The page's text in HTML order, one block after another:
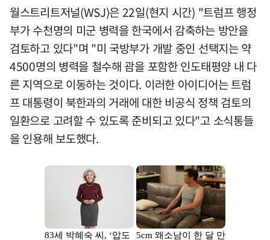
월스트리트저널(WSJ)은 22일(현지 시간) "트럼프 행정
부가 수천명의 미군 병력을 한국에서 감축하는 방안을
검토하고 있다"며 "미 국방부가 개발 중인 선택지는 약
4500명의 병력을 철수해 괌을 포함한 인도태평양 내 다
른 지역으로 이동하는 것이다. 이러한 아이디어는 트럼
프 대통령이 북한과의 거래에 대한 비공식 정책 검토의
일환으로 고려할 수 있도록 준비되고 있다"고 소식통들
을 인용해 보도했다.